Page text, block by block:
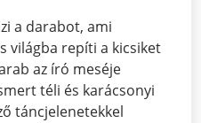
a darabot, ami
világba repíti a kicsiket
az író meséje
téli és karácsonyi
táncjelenetekkel